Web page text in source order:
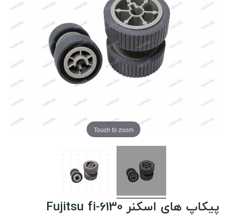
Touch to zoom
پیکاپ های اسکنر Fujitsu fi-6130